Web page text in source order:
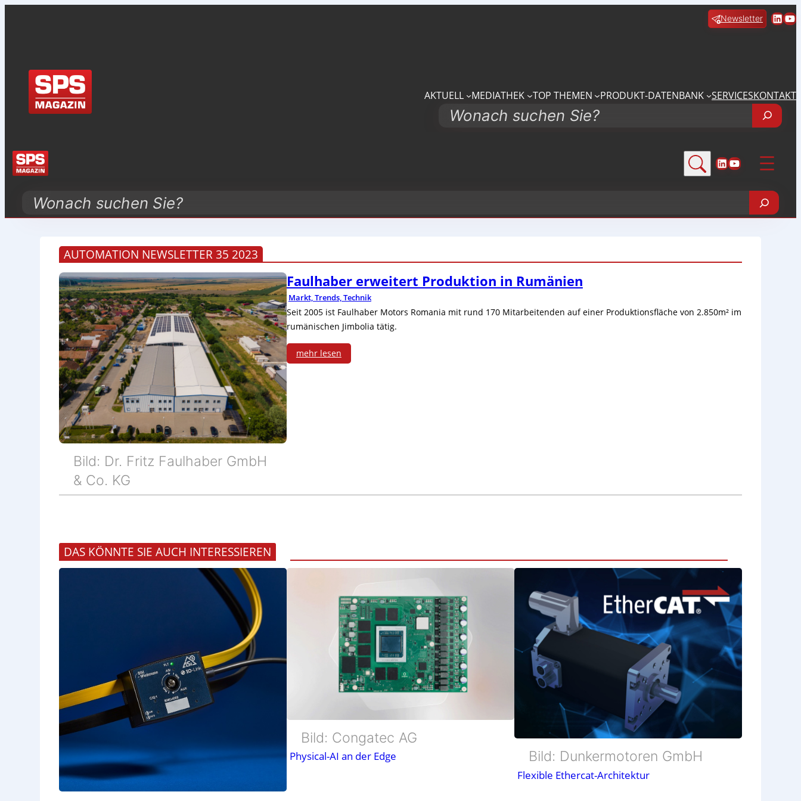
Newsletter
AKTUELL MEDIATHEK TOP THEMEN PRODUKT-DATENBANK SERVICESKONTAKT
Search
LinkedIn
YouTube
Search
AUTOMATION NEWSLETTER 35 2023
Bild: Dr. Fritz Faulhaber GmbH
& Co. KG
Faulhaber erweitert Produktion in Rumänien
Markt, Trends, Technik
Seit 2005 ist Faulhaber Motors Romania mit rund 170 Mitarbeitenden auf einer Produktionsfläche von 2.850m² im
rumänischen Jimbolia tätig.
mehr lesen
:
F
a
u
h
e
w
e
DAS KÖNNTE SIE AUCH INTERESSIEREN
Bild: Congatec AG
Physical-AI an der Edge Bild: Dunkermotoren GmbH
Flexible Ethercat-Architektur